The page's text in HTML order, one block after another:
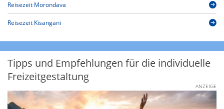
Reisezeit Morondava
Reisezeit Kisangani
Tipps und Empfehlungen für die individuelle
Freizeitgestaltung
ANZEIGE